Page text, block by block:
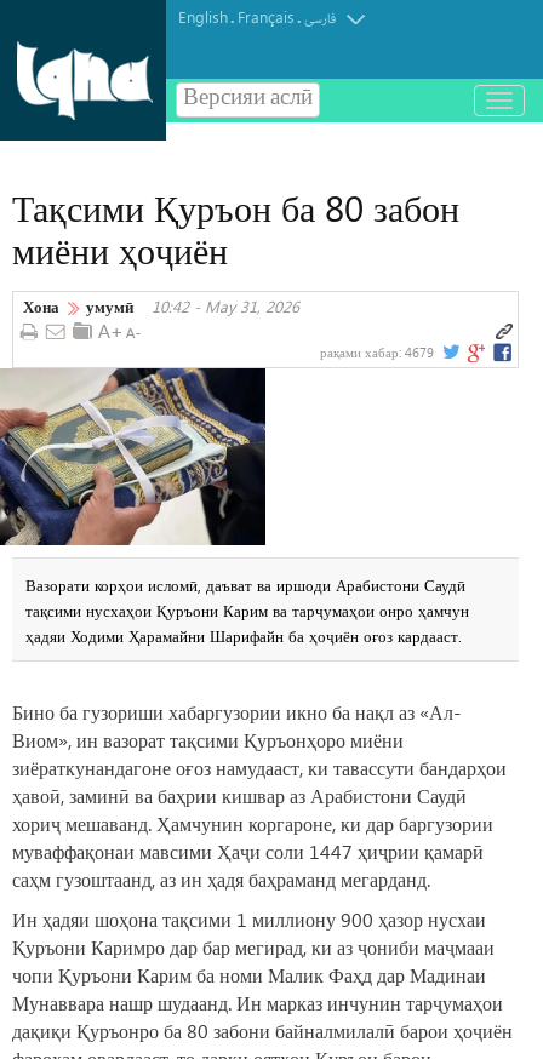
English. Français.فارسی
Версияи аслӣ
باز
و
Тақсими Қуръон ба 80 забон
миёни ҳоҷиён
Хона умумӣ 10:42 - May 31, 2026
рақами хабар: 4679
Вазорати корҳои исломӣ, даъват ва иршоди Арабистони Саудӣ
тақсими нусхаҳои Қуръони Карим ва тарҷумаҳои онро ҳамчун
ҳадяи Ходими Ҳарамайни Шарифайн ба ҳоҷиён оғоз кардааст.
Бино ба гузориши хабаргузории икно ба нақл аз «Ал-
Виом», ин вазорат тақсими Қуръонҳоро миёни
зиёраткунандагоне оғоз намудааст, ки тавассути бандарҳои
ҳавоӣ, заминӣ ва баҳрии кишвар аз Арабистони Саудӣ
хориҷ мешаванд. Ҳамчунин коргароне, ки дар баргузории
муваффақонаи мавсими Ҳаҷи соли 1447 ҳиҷрии қамарӣ
саҳм гузоштаанд, аз ин ҳадя баҳраманд мегарданд.
Ин ҳадяи шоҳона тақсими 1 миллиону 900 ҳазор нусхаи
Қуръони Каримро дар бар мегирад, ки аз ҷониби маҷмааи
чопи Қуръони Карим ба номи Малик Фаҳд дар Мадинаи
Мунаввара нашр шудаанд. Ин марказ инчунин тарҷумаҳои
дақиқи Қуръонро ба 80 забони байналмилалӣ барои ҳоҷиён